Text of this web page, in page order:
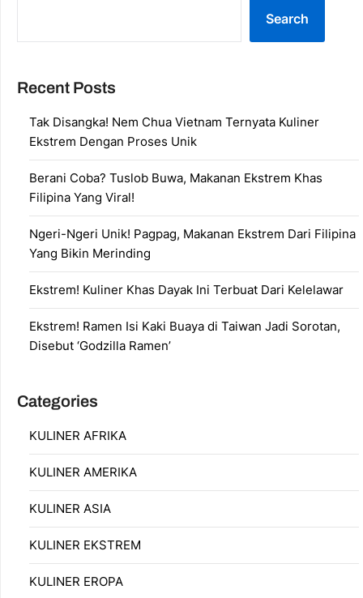
Search
Recent Posts
Tak Disangka! Nem Chua Vietnam Ternyata Kuliner
Ekstrem Dengan Proses Unik
Berani Coba? Tuslob Buwa, Makanan Ekstrem Khas
Filipina Yang Viral!
Ngeri-Ngeri Unik! Pagpag, Makanan Ekstrem Dari Filipina
Yang Bikin Merinding
Ekstrem! Kuliner Khas Dayak Ini Terbuat Dari Kelelawar
Ekstrem! Ramen Isi Kaki Buaya di Taiwan Jadi Sorotan,
Disebut ‘Godzilla Ramen’
Categories
KULINER AFRIKA
KULINER AMERIKA
KULINER ASIA
KULINER EKSTREM
KULINER EROPA